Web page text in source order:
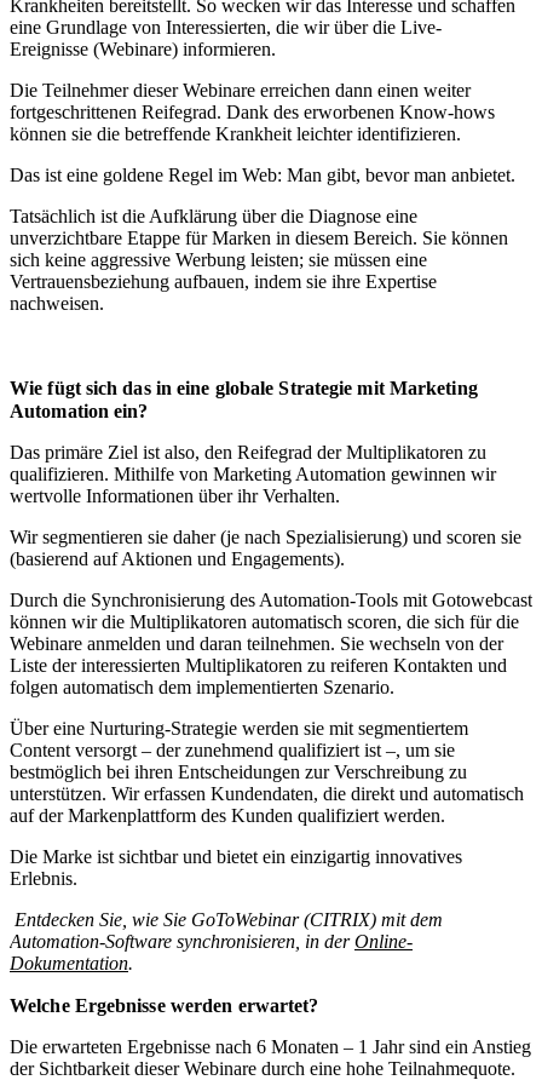
Krankheiten bereitstellt. So wecken wir das Interesse und schaffen
eine Grundlage von Interessierten, die wir über die Live-
Ereignisse (Webinare) informieren.
Die Teilnehmer dieser Webinare erreichen dann einen weiter
fortgeschrittenen Reifegrad. Dank des erworbenen Know-hows
können sie die betreffende Krankheit leichter identifizieren.
Das ist eine goldene Regel im Web: Man gibt, bevor man anbietet.
Tatsächlich ist die Aufklärung über die Diagnose eine
unverzichtbare Etappe für Marken in diesem Bereich. Sie können
sich keine aggressive Werbung leisten; sie müssen eine
Vertrauensbeziehung aufbauen, indem sie ihre Expertise
nachweisen.
Wie fügt sich das in eine globale Strategie mit Marketing
Automation ein?
Das primäre Ziel ist also, den Reifegrad der Multiplikatoren zu
qualifizieren. Mithilfe von Marketing Automation gewinnen wir
wertvolle Informationen über ihr Verhalten.
Wir segmentieren sie daher (je nach Spezialisierung) und scoren sie
(basierend auf Aktionen und Engagements).
Durch die Synchronisierung des Automation-Tools mit Gotowebcast
können wir die Multiplikatoren automatisch scoren, die sich für die
Webinare anmelden und daran teilnehmen. Sie wechseln von der
Liste der interessierten Multiplikatoren zu reiferen Kontakten und
folgen automatisch dem implementierten Szenario.
Über eine Nurturing-Strategie werden sie mit segmentiertem
Content versorgt – der zunehmend qualifiziert ist –, um sie
bestmöglich bei ihren Entscheidungen zur Verschreibung zu
unterstützen. Wir erfassen Kundendaten, die direkt und automatisch
auf der Markenplattform des Kunden qualifiziert werden.
Die Marke ist sichtbar und bietet ein einzigartig innovatives
Erlebnis.
Entdecken Sie, wie Sie GoToWebinar (CITRIX) mit dem
Automation-Software synchronisieren, in derOnline-
Dokumentation.
Welche Ergebnisse werden erwartet?
Die erwarteten Ergebnisse nach 6 Monaten – 1 Jahr sind ein Anstieg
der Sichtbarkeit dieser Webinare durch eine hohe Teilnahmequote.